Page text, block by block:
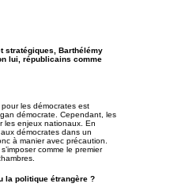
stratégiques, Barthélémy
lui, républicains comme
les démocrates est
démocrate. Cependant, les
les enjeux nationaux. En
démocrates dans un
à manier avec précaution.
comme le premier
la politique étrangère ?